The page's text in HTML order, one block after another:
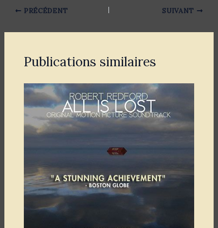
PRÉCÉDENT SUIVANT
Publications similaires